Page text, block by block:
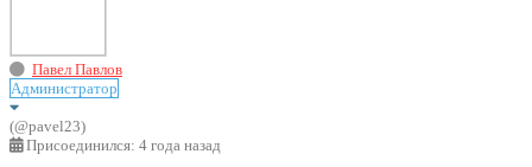
Павел Павлов
Администратор
(@pavel23)
Присоединился: 4 года назад